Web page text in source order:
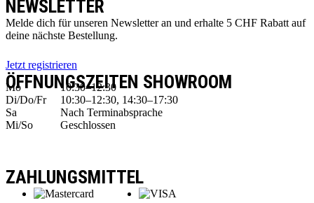
NEWSLETTER
Melde dich für unseren Newsletter an und erhalte 5 CHF Rabatt auf
deine nächste Bestellung.
Jetzt registrieren
ÖFFNUNGSZEITEN SHOWROOM
Mo
10:30–12:30
Di/Do/Fr
10:30–12:30, 14:30–17:30
Sa
Nach Terminabsprache
Mi/So
Geschlossen
ZAHLUNGSMITTEL